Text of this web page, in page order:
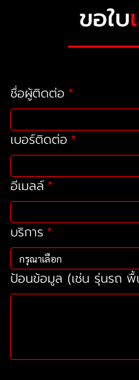
ขอใบ
ชื่อผู้ติดต่อ
เบอร์ติดต่อ
อีเมลล์
บริการ
กรุณาเลือก
ป้อนข้อมูล (เช่น รุ่นรถ